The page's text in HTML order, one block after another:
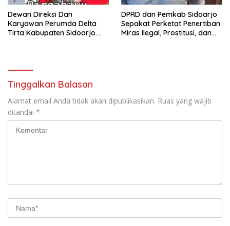
Dewan Direksi Dan
Karyawan Perumda Delta
Tirta Kabupaten Sidoarjo.
Agustus Tahun 2026
DPRD dan Pemkab Sidoarjo
Sepakat Perketat Penertiban
Miras Ilegal, Prostitusi, dan
Tinggalkan Balasan
Alamat email Anda tidak akan dipublikasikan. Ruas yang wajib
ditandai *